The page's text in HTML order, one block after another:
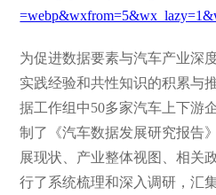
为促进数据要素与汽车产业深
实践经验和共性知识的积累与
据工作组中50多家汽车上下游
制了《汽车数据发展研究报告
展现状、产业整体视图、相关
行了系统梳理和深入调研，汇